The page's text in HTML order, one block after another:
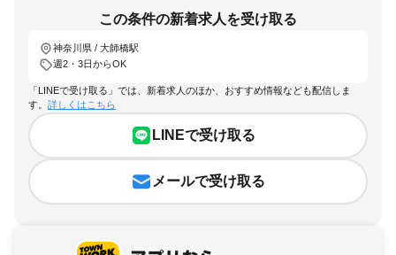
この条件の新着求人を受け取る
神奈川県 / 大師橋駅
週2・3日からOK
「LINEで受け取る」では、新着求人のほか、おすすめ情報なども配信しま
す。 詳しくはこちら
LINEで受け取る
メールで受け取る